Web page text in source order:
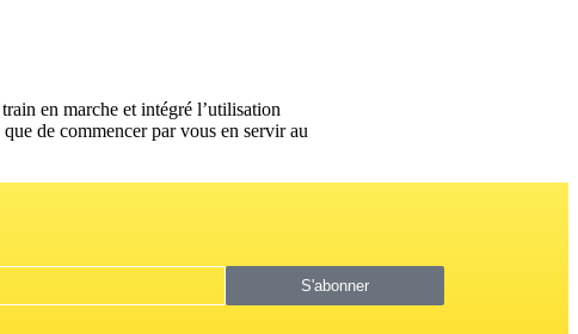
en marche et intégré l’utilisation
de commencer par vous en servir au
S'abonner